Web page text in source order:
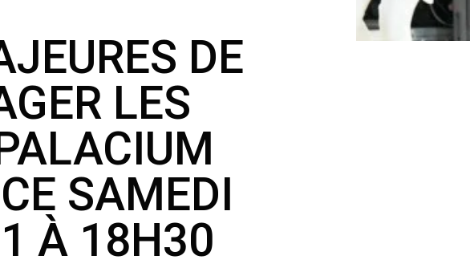
DE
LES
SAMEDI
À 18H30